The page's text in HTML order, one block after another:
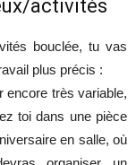
activités
bouclée, tu vas
plus précis :
encore très variable,
toi dans une pièce
en salle, où